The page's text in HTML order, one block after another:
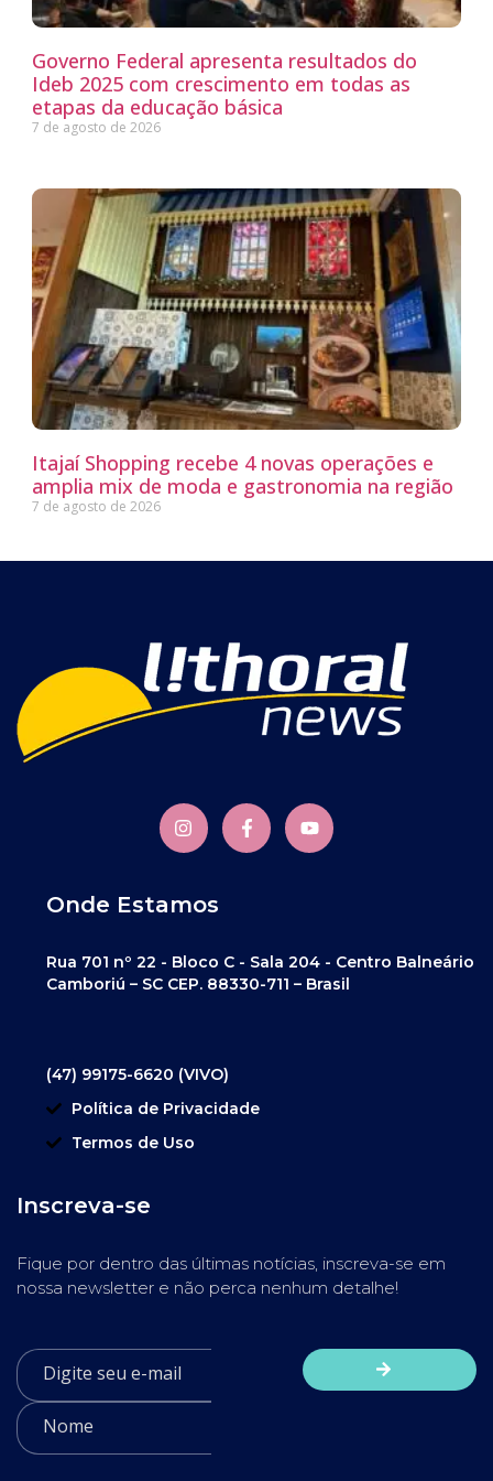
Governo Federal apresenta resultados do
Ideb 2025 com crescimento em todas as
etapas da educação básica
7 de agosto de 2026
Itajaí Shopping recebe 4 novas operações e
amplia mix de moda e gastronomia na região
7 de agosto de 2026
Onde Estamos
Rua 701 nº 22 - Bloco C - Sala 204 - Centro Balneário
Camboriú – SC CEP. 88330-711 – Brasil
(47) 99175-6620 (VIVO)
Política de Privacidade
Termos de Uso
Inscreva-se
Fique por dentro das últimas notícias, inscreva-se em
nossa newsletter e não perca nenhum detalhe!